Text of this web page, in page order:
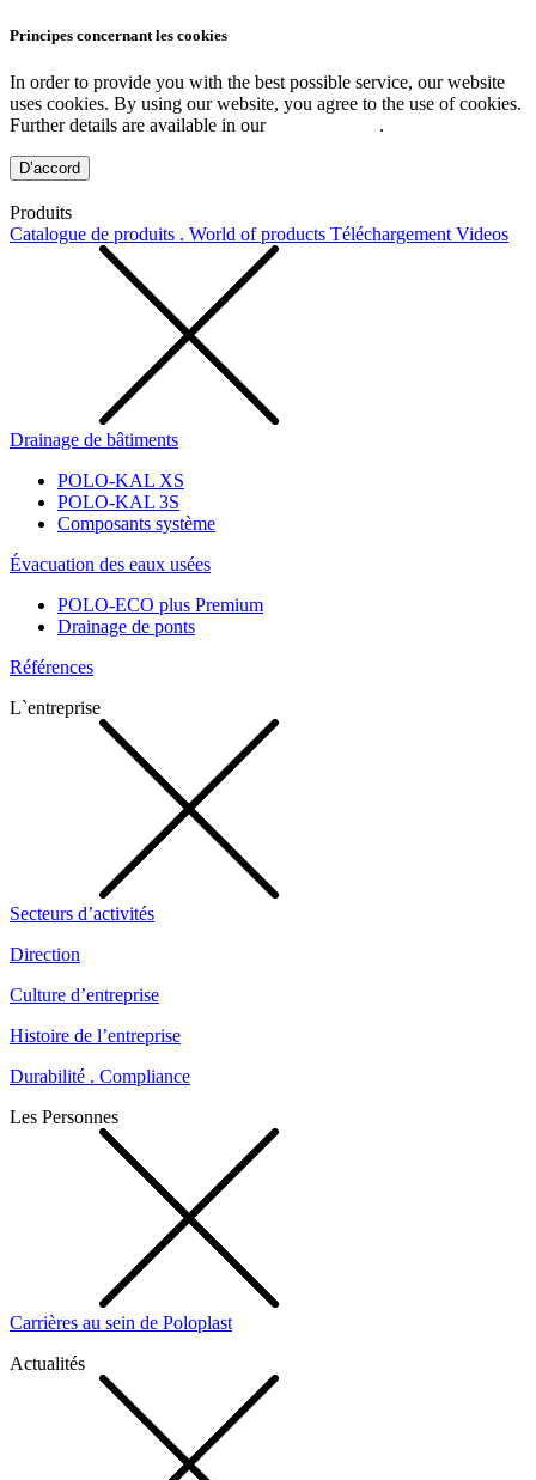
Principes concernant les cookies
In order to provide you with the best possible service, our website
uses cookies. By using our website, you agree to the use of cookies.
Further details are available in our
.
D’accord
Produits
Catalogue de produits . World of products Téléchargement Videos
Drainage de bâtiments
POLO-KAL XS
POLO-KAL 3S
Composants système
Évacuation des eaux usées
POLO-ECO plus Premium
Drainage de ponts
Références
L`entreprise
Secteurs d’activités
Direction
Culture d’entreprise
Histoire de l’entreprise
Durabilité . Compliance
Les Personnes
Carrières au sein de Poloplast
Actualités